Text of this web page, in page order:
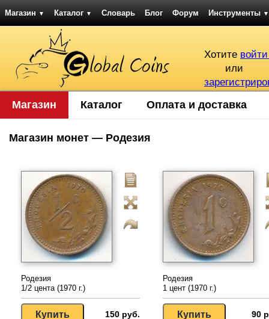
Магазин ▼ Каталог ▼ Словарь Блог Форум Инструменты ▼
Хотите
или
Магазин Каталог Оплата и доставка
Магазин монет — Родезия
Родезия
1/2 цента (1970 г.)
150 руб.
Родезия
1 цент (1970 г.)
90